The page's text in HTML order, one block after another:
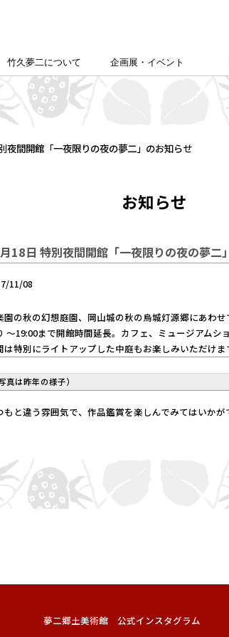
竹久夢二について
竹久夢二の足跡
竹久夢二学会について
企画展・イベント
夢
ゆめ
夜間開館「一夜限りの夜の夢二」のお知らせ
お知らせ
18日 特別夜間開館「一夜限りの夜の夢二
11/08
園の秋の幻想庭園、岡山城の秋の烏城灯源郷にあわ
〜19:00まで開館時間延長。カフェ、ミュージアム
は特別にライトアップした中庭もお楽しみいただけま
写真は昨年の様子）
もと違う雰囲気で、作品鑑賞を楽しんでみてはいか
夢二郷土美術館 公式インスタグラム